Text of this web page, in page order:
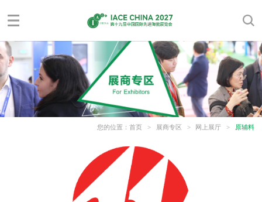
您的位置：首页 > 展商专区 > 网上展厅 > 原辅料